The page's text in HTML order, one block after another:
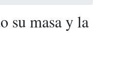
su masa y la